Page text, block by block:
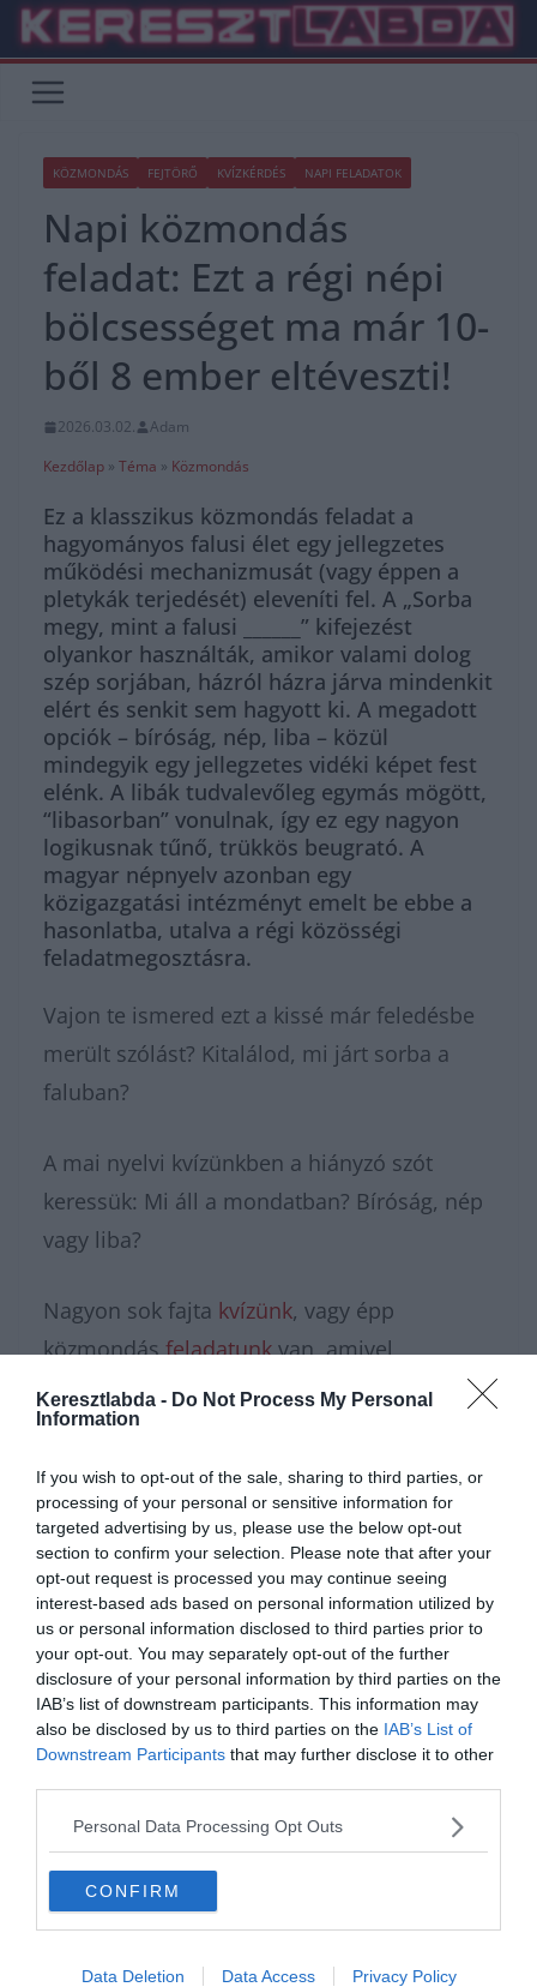
Keresztlabda - Do Not Process My Personal
Information
If you wish to opt-out of the sale, sharing to third parties, or
processing of your personal or sensitive information for
targeted advertising by us, please use the below opt-out
section to confirm your selection. Please note that after your
opt-out request is processed you may continue seeing
interest-based ads based on personal information utilized by
us or personal information disclosed to third parties prior to
your opt-out. You may separately opt-out of the further
disclosure of your personal information by third parties on the
IAB’s list of downstream participants. This information may
also be disclosed by us to third parties on the IAB’s List of
Downstream Participants that may further disclose it to other
Personal Data Processing Opt Outs
CONFIRM
Data Deletion Data Access Privacy Policy
Skip
content
KÖZMONDÁS FEJTÖRŐ KVÍZKÉRDÉS NAPI FELADATOK
Napi közmondás
feladat: Ezt a régi népi
bölcsességet ma már 10-
ből 8 ember eltéveszti!
2026.03.02.
Adam
Kezdőlap » Téma » Közmondás
Ez a klasszikus közmondás feladat a
hagyományos falusi élet egy jellegzetes
működési mechanizmusát (vagy éppen a
pletykák terjedését) eleveníti fel. A „Sorba
megy, mint a falusi ______” kifejezést
olyankor használták, amikor valami dolog
szép sorjában, házról házra járva mindenkit
elért és senkit sem hagyott ki. A megadott
opciók – bíróság, nép, liba – közül
mindegyik egy jellegzetes vidéki képet fest
elénk. A libák tudvalevőleg egymás mögött,
“libasorban” vonulnak, így ez egy nagyon
logikusnak tűnő, trükkös beugrató. A
magyar népnyelv azonban egy
közigazgatási intézményt emelt be ebbe a
hasonlatba, utalva a régi közösségi
feladatmegosztásra.
Vajon te ismered ezt a kissé már feledésbe
merült szólást? Kitalálod, mi járt sorba a
faluban?
A mai nyelvi kvízünkben a hiányzó szót
keressük: Mi áll a mondatban? Bíróság, nép
vagy liba?
Nagyon sok fajta kvízünk, vagy épp
közmondásfeladatunkvan, amivel
karbantarthatod az agytekervényeidet, csak
nézz körül nálunk és további
feladatok
at találhatsz!
Hirdetés